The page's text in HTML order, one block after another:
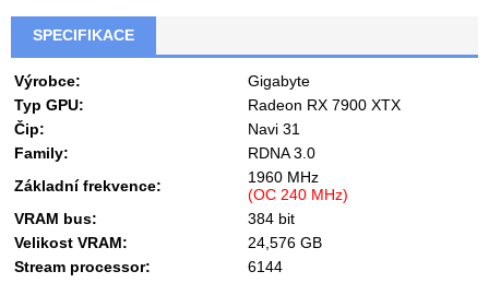
SPECIFIKACE
Výrobce:
Gigabyte
Typ GPU:
Radeon RX 7900 XTX
Čip:
Navi 31
Family:
RDNA 3.0
Základní frekvence:
1960 MHz
(OC 240 MHz)
VRAM bus:
384 bit
Velikost VRAM:
24,576 GB
Stream processor:
6144